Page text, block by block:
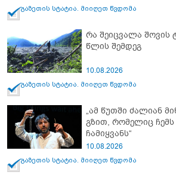
გაზეთის სტატია. მიიღეთ წვდომა
რა შეიცვალა შოვის
წლის შემდეგ
10.08.2026
გაზეთის სტატია. მიიღეთ წვდომა
„ამ წუთში ძალიან
გზით, რომელიც ჩემს
ჩამიყვანს“
10.08.2026
გაზეთის სტატია. მიიღეთ წვდომა